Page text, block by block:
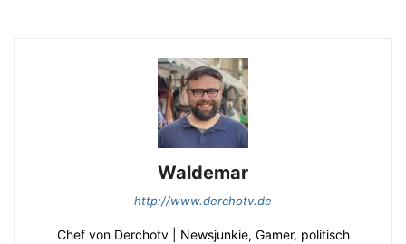
Waldemar
http://www.derchotv.de
Chef von Derchotv | Newsjunkie, Gamer, politisch